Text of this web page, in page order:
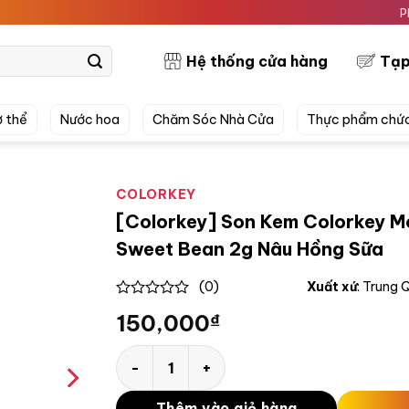
Hệ thống cửa hàng
thể Nước hoa Chăm Sóc Nhà Cửa Thực phẩm
COLORKEY
[Colorkey] Son Kem Colorkey
Sweet Bean 2g Nâu Hồng Sữa
out
5
(0) Xuất xứ: Trung
150,000₫
[Colorkey] Son Kem Colorkey Mousse Lip